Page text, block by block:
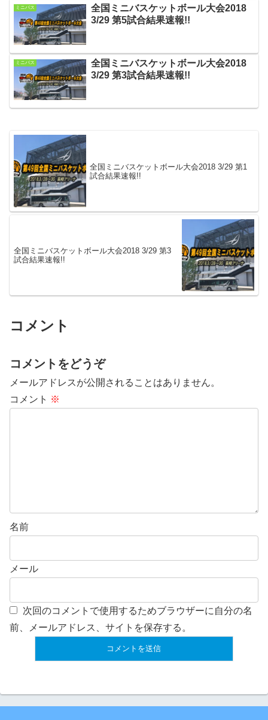
ミニバス
全国ミニバスケットボール大会2018
3/29 第5試合結果速報!!
ミニバス
全国ミニバスケットボール大会2018
3/29 第3試合結果速報!!
全国ミニバスケットボール大会2018 3/29 第1
試合結果速報!!
全国ミニバスケットボール大会2018 3/29 第3
試合結果速報!!
コメント
コメントをどうぞ
メールアドレスが公開されることはありません。
コメント ※
名前
メール
次回のコメントで使用するためブラウザーに自分の名
前、メールアドレス、サイトを保存する。